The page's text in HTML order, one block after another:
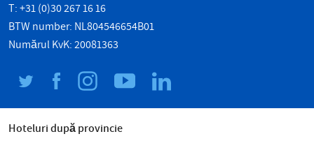
T: +31 (0)30 267 16 16
BTW number: NL804546654B01
Numărul KvK: 20081363
Hoteluri după provincie